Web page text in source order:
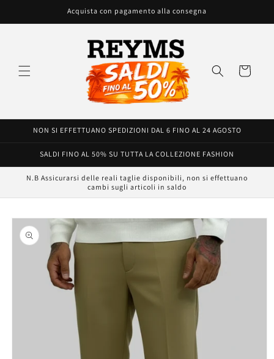
ai contenuti
Acquista con pagamento alla consegna
Carrello
NON SI EFFETTUANO SPEDIZIONI DAL 6 FINO AL 24 AGOSTO
SALDI FINO AL 50% SU TUTTA LA COLLEZIONE FASHION
N.B Assicurarsi delle reali taglie disponibili, non si effettuano
cambi sugli articoli in saldo
Passa alle
informazioni
sul prodotto